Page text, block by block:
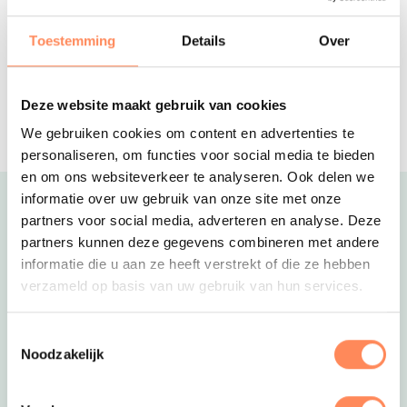
Toestemming Details Over
Deze website maakt gebruik van cookies
We gebruiken cookies om content en advertenties te
personaliseren, om functies voor social media te bieden
en om ons websiteverkeer te analyseren. Ook delen we
informatie over uw gebruik van onze site met onze
partners voor social media, adverteren en analyse. Deze
partners kunnen deze gegevens combineren met andere
informatie die u aan ze heeft verstrekt of die ze hebben
verzameld op basis van uw gebruik van hun services.
Noodzakelijk
Met het gezin, met de familie of een
Groene Hart op een unieke
boerencamping!
Uitgelicht